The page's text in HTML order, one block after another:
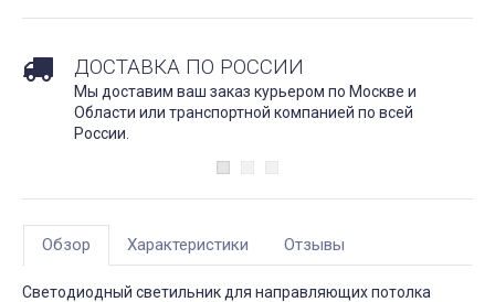
ДОСТАВКА ПО РОССИИ
Мы доставим ваш заказ курьером по Москве и
Области или транспортной компанией по всей
России.
Обзор Характеристики Отзывы
Светодиодный светильник для направляющих потолка